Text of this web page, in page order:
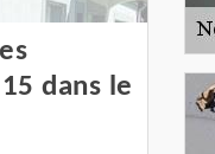
dans le